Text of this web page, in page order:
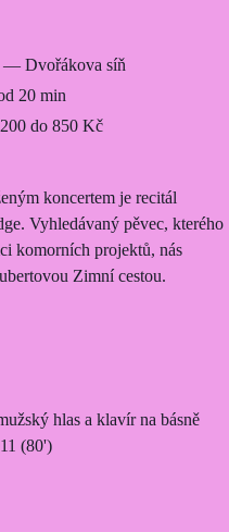
— Dvořákova síň
20 min
do 850 Kč
koncertem je recitál
Vyhledávaný pěvec, kterého
komorních projektů, nás
Zimní cestou.
hlas a klavír na básně
(80')